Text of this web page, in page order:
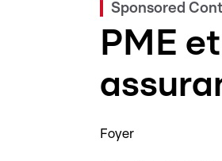
Sponsored
PME
Foyer